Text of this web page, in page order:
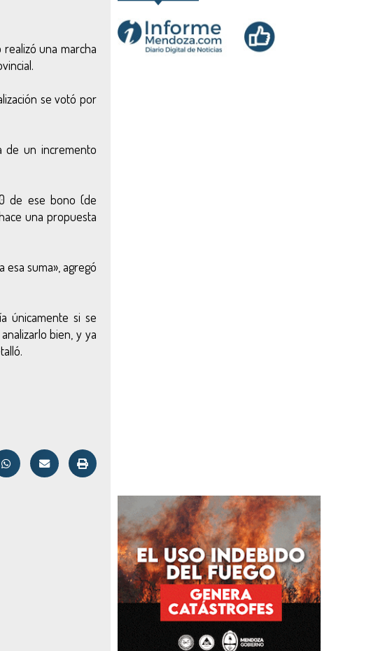
una marcha
se votó por
de un incremento
de ese bono (de
una propuesta
esa suma», agregó
únicamente si se
bien, y ya